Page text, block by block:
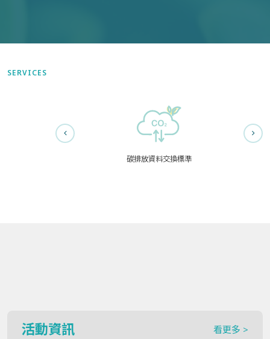
SERVICES
碳排放資料交換標準
活動資訊 看更多 >